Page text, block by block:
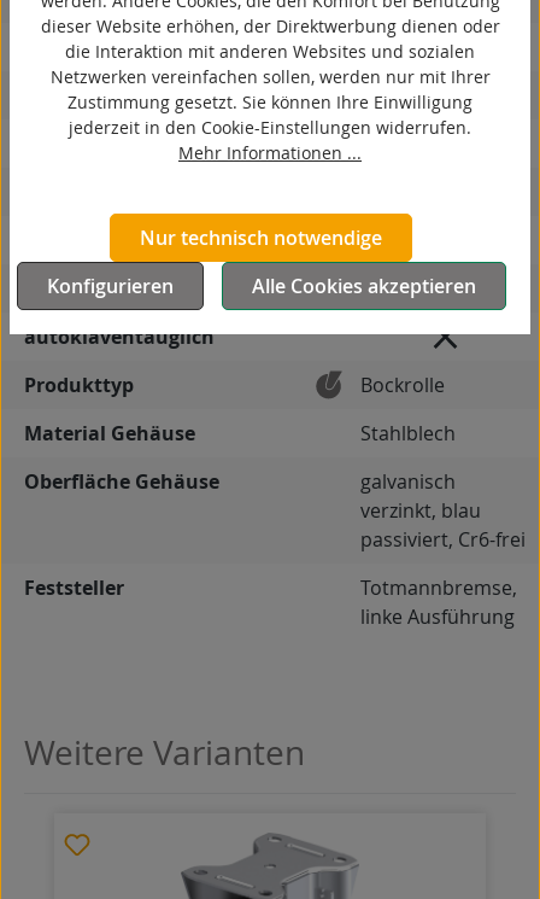
kontaktverfärbungsfrei
antistatisch
korrosionsbeständig
hitzebeständig
autoklaventauglich
Produkttyp
Bockrolle
Material Gehäuse
Stahlblech
Oberfläche Gehäuse
galvanisch
verzinkt, blau
passiviert, Cr6-frei
Feststeller
Totmannbremse,
linke Ausführung
Produktgalerie überspringen
Weitere Varianten
dieser Website erhöhen, der Direktwerbung dienen oder
die Interaktion mit anderen Websites und sozialen
Netzwerken vereinfachen sollen, werden nur mit Ihrer
Zustimmung gesetzt. Sie können Ihre Einwilligung
jederzeit in den Cookie-Einstellungen widerrufen.
Mehr Informationen ...
Nur technisch notwendige
Konfigurieren
Alle Cookies akzeptieren